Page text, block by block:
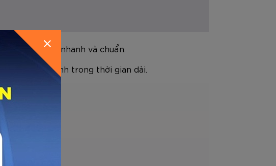
hoặc sút đi nhanh và chuẩn.
giữ hơi ổn định trong thời gian dài.
BẠN